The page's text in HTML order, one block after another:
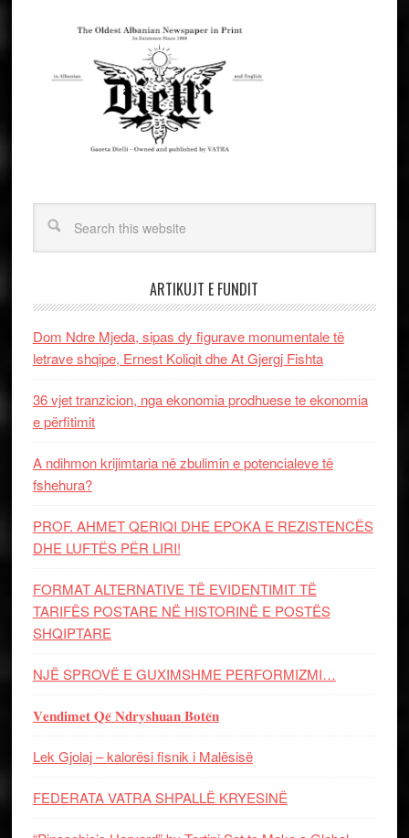
ARTIKUJT E FUNDIT
Dom Ndre Mjeda, sipas dy figurave monumentale të
letrave shqipe, Ernest Koliqit dhe At Gjergj Fishta
36 vjet tranzicion, nga ekonomia prodhuese te ekonomia
e përfitimit
A ndihmon krijimtaria në zbulimin e potencialeve të
fshehura?
PROF. AHMET QERIQI DHE EPOKA E REZISTENCЁS
DHE LUFTЁS PЁR LIRI!
FORMAT ALTERNATIVE TË EVIDENTIMIT TË
TARIFËS POSTARE NË HISTORINË E POSTËS
SHQIPTARE
NJË SPROVË E GUXIMSHME PERFORMIZMI…
𝐕𝐞𝐧𝐝𝐢𝐦𝐞𝐭 𝐐𝐞̈ 𝐍𝐝𝐫𝐲𝐬𝐡𝐮𝐚𝐧 𝐁𝐨𝐭𝐞̈𝐧
Lek Gjolaj – kalorësi fisnik i Malësisë
FEDERATA VATRA SHPALLË KRYESINË